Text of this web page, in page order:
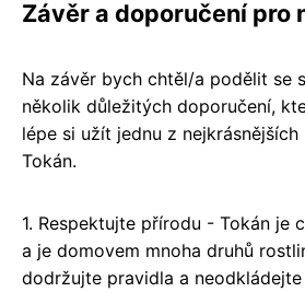
Závěr a doporučení pro
Na závěr bych chtěl/a podělit se
několik důležitých doporučení,
lépe si užít jednu z
Tokán.
1. Respektujte přírodu - Tokán je
a je domovem mnoha druhů
dodržujte pravidla a